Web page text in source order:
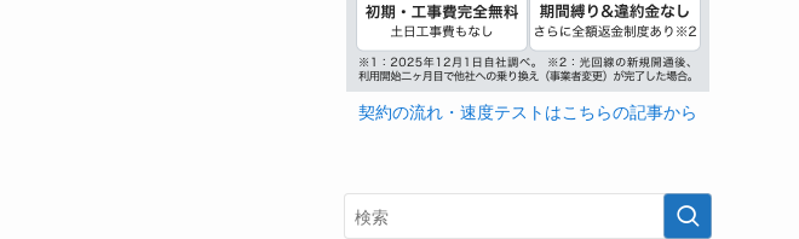
契約の流れ・速度テストはこちらの記事から